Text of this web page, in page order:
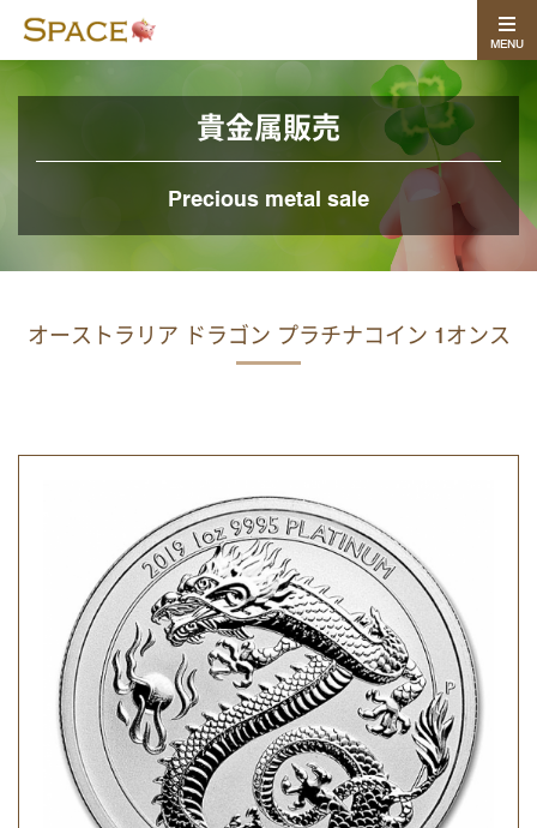
MENU
貴金属販売
Precious metal sale
オーストラリア ドラゴン プラチナコイン 1オンス